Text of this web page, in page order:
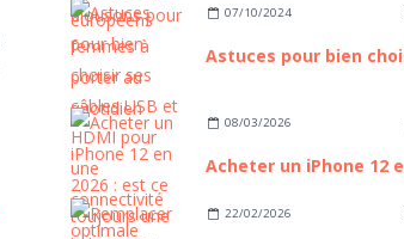
07/10/2024
08/03/2026
22/02/2026